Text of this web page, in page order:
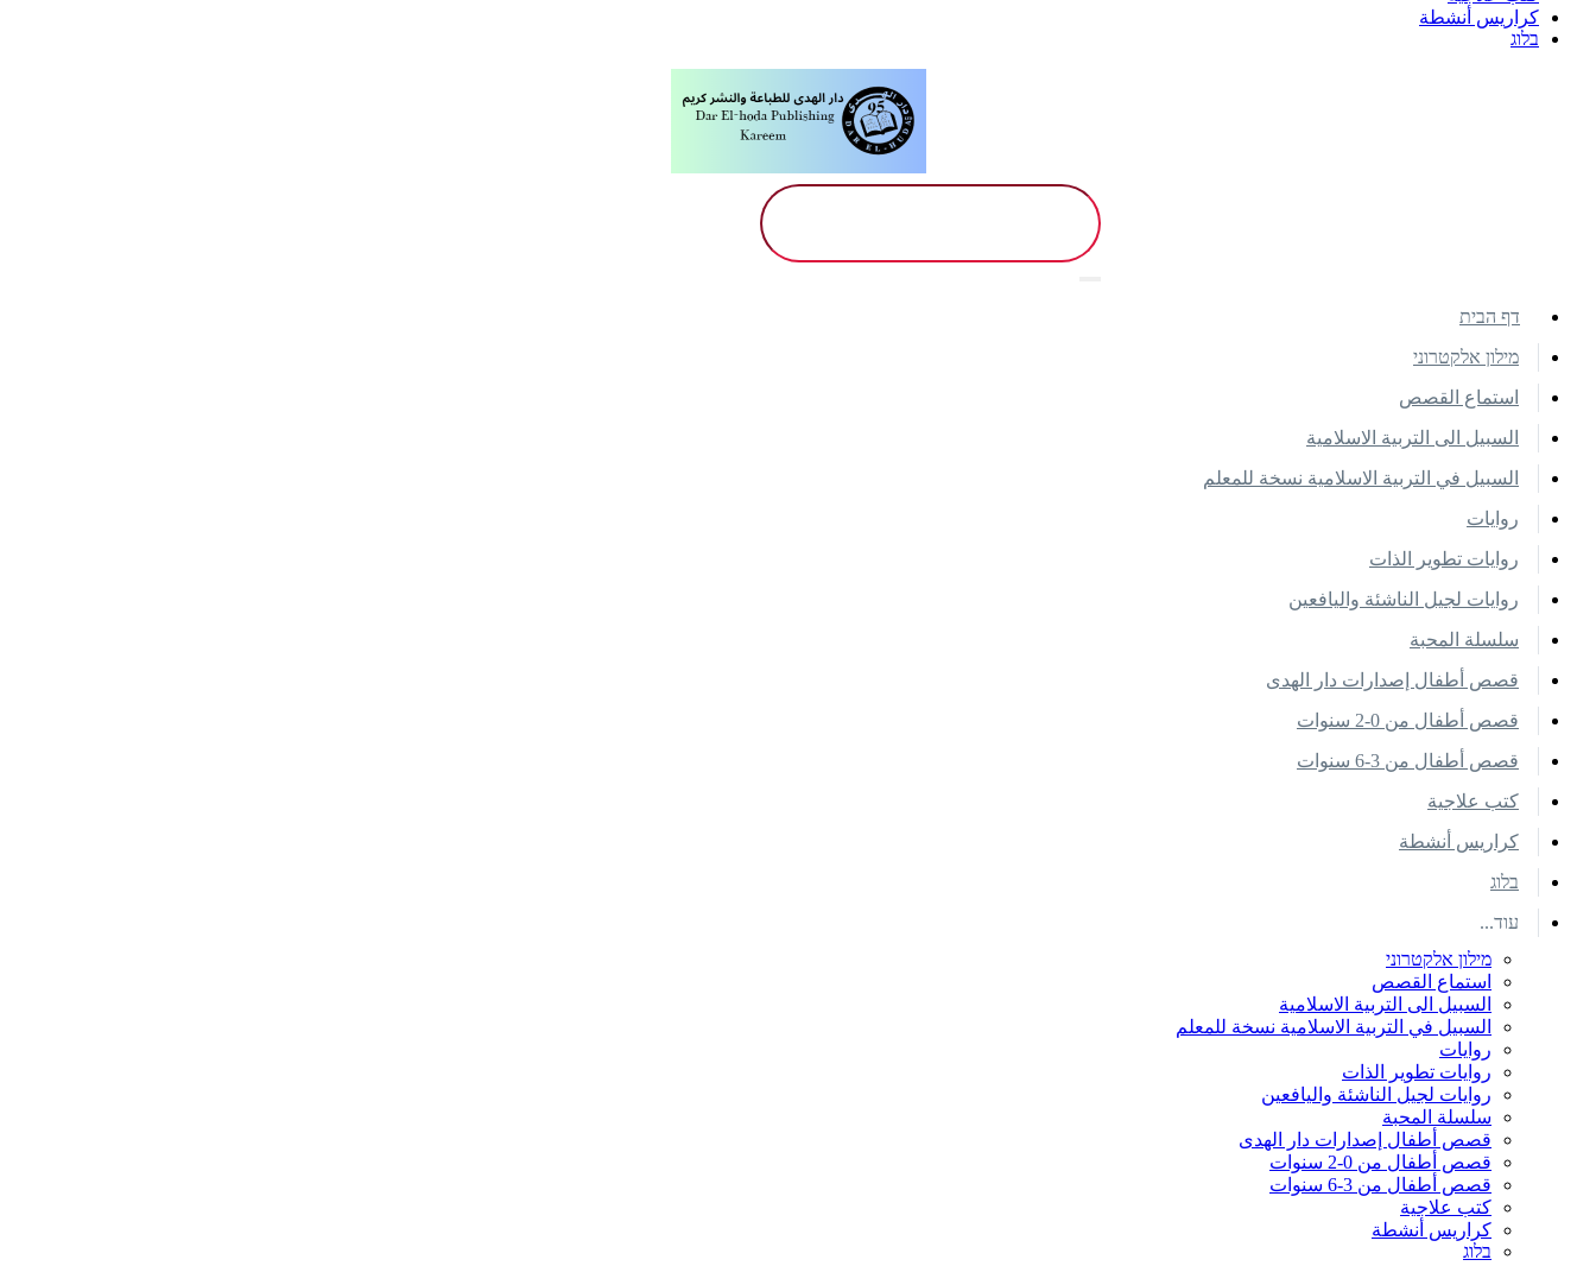
كراريس أنشطة
בלוג
דף הבית
מילון אלקטרוני
استماع القصص
السبيل الى التربية الاسلامية
السبيل في التربية الاسلامية نسخة للمعلم
روايات
روايات تطوير الذات
روايات لجيل الناشئة واليافعين
سلسلة المحبة
قصص أطفال إصدارات دار الهدى
قصص أطفال من 0-2 سنوات
قصص أطفال من 3-6 سنوات
كتب علاجية
كراريس أنشطة
בלוג
עוד...
מילון אלקטרוני
استماع القصص
السبيل الى التربية الاسلامية
السبيل في التربية الاسلامية نسخة للمعلم
روايات
روايات تطوير الذات
روايات لجيل الناشئة واليافعين
سلسلة المحبة
قصص أطفال إصدارات دار الهدى
قصص أطفال من 0-2 سنوات
قصص أطفال من 3-6 سنوات
كتب علاجية
كراريس أنشطة
בלוג